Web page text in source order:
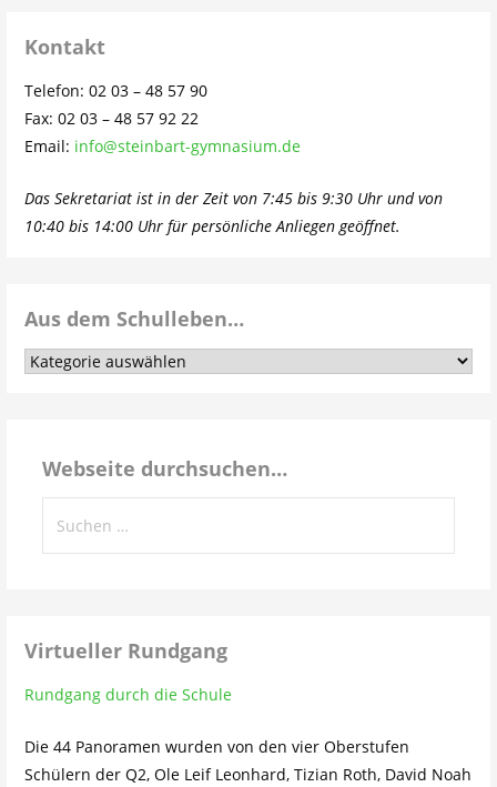
Kontakt
Telefon: 02 03 – 48 57 90
Fax: 02 03 – 48 57 92 22
Email: info@steinbart-gymnasium.de
Das Sekretariat ist in der Zeit von 7:45 bis 9:30 Uhr und von
10:40 bis 14:00 Uhr für persönliche Anliegen geöffnet.
Aus dem Schulleben…
Aus
Webseite durchsuchen…
nach:
Virtueller Rundgang
Rundgang durch die Schule
Die 44 Panoramen wurden von den vier Oberstufen
Schülern der Q2, Ole Leif Leonhard, Tizian Roth, David Noah